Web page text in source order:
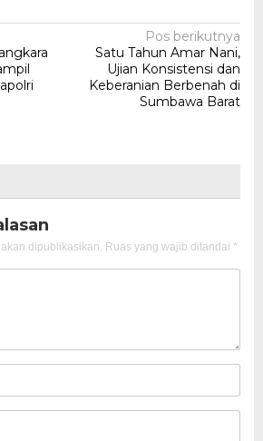
Pos berikutnya
Satu Tahun Amar Nani,
Ujian Konsistensi dan
Keberanian Berbenah di
Sumbawa Barat
dipublikasikan. Ruas yang wajib ditandai *